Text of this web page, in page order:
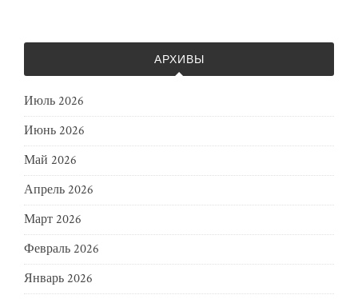
АРХИВЫ
Июль 2026
Июнь 2026
Май 2026
Апрель 2026
Март 2026
Февраль 2026
Январь 2026